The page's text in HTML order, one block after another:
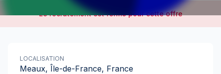
Le recrutement est fermé pour cette offre
LOCALISATION
Meaux, Île-de-France, France